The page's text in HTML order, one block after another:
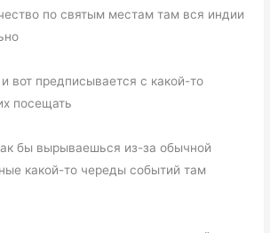
по святым местам там вся индии
вот предписывается с какой-то
посещать
бы вырываешься из-за обычной
какой-то череды событий там